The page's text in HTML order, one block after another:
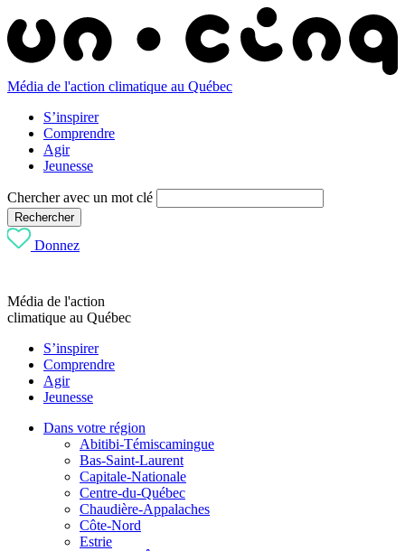
Média de l'action climatique au Québec
S’inspirer
Comprendre
Agir
Jeunesse
Chercher avec un mot clé
Rechercher
Donnez
Média de l'action
climatique au Québec
S’inspirer
Comprendre
Agir
Jeunesse
Dans votre région
Abitibi-Témiscamingue
Bas-Saint-Laurent
Capitale-Nationale
Centre-du-Québec
Chaudière-Appalaches
Côte-Nord
Estrie